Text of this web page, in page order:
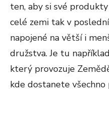
ten, aby si své
celé zemi tak v
napojené na větší i
družstva. Je tu
který provozuje
kde dostanete všechno